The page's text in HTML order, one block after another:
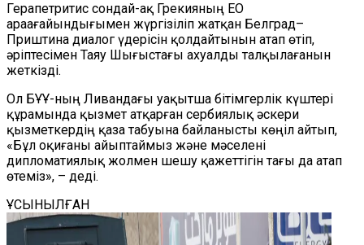
Герапетритис сондай-ақ Грекияның ЕО
араағайындығымен жүргізіліп жатқан Белград–
Приштина диалог үдерісін қолдайтынын атап өтіп,
әріптесімен Таяу Шығыстағы ахуалды талқылағанын
жеткізді.
Ол БҰҰ-ның Ливандағы уақытша бітімгерлік күштері
құрамында қызмет атқарған сербиялық әскери
қызметкердің қаза табуына байланысты көңіл айтып,
«Бұл оқиғаны айыптаймыз және мәселені
дипломатиялық жолмен шешу қажеттігін тағы да атап
өтеміз», – деді.
ҰСЫНЫЛҒАН